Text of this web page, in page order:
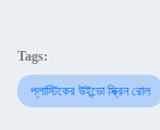
Tags:
প্লাস্টিকের উইন্ডো স্ক্রিন রোল